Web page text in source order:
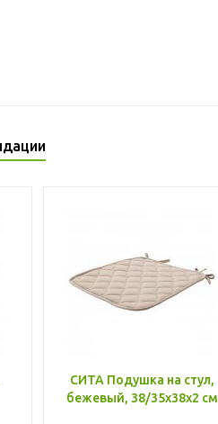
СИТА Подушка на стул,
бежевый, 38/35x38x2 см